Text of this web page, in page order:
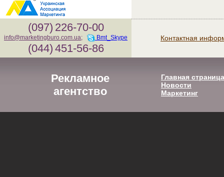
(097) 226-70-00
info@marketingburo.com.ua; Bmt_Skype
(044) 451-56-86
Контактная
Рекламное
агентство
Главная страница
Новости
Маркетинг